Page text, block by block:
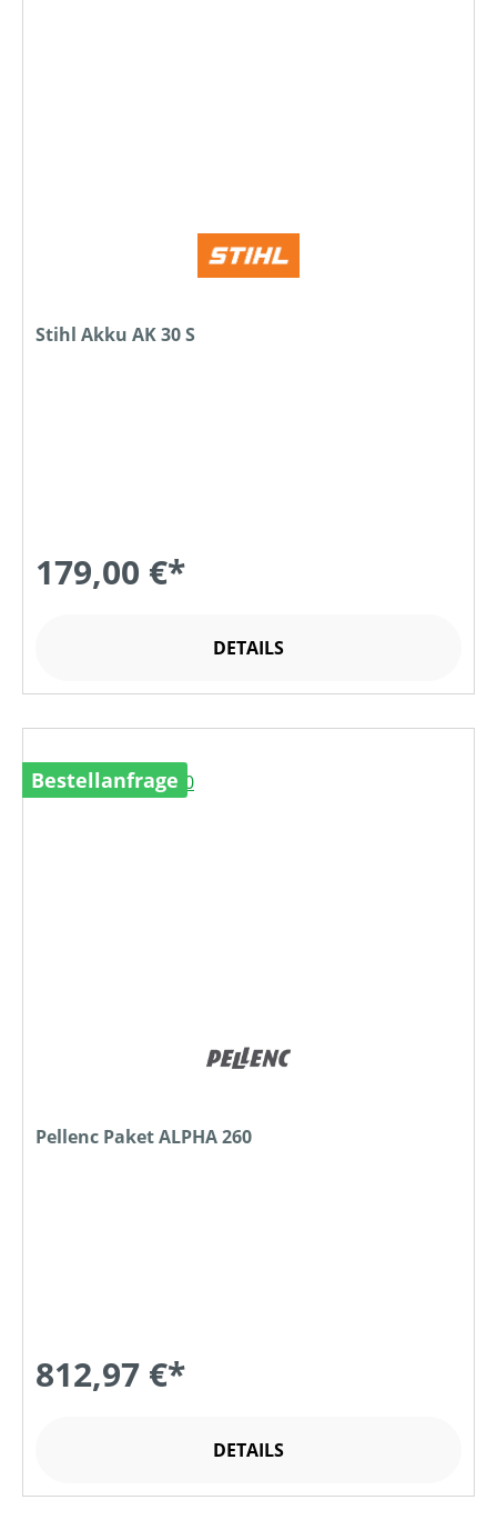
Stihl Akku AK 30 S
179,00 €*
DETAILS
Bestellanfrage
Pellenc Paket ALPHA 260
812,97 €*
DETAILS